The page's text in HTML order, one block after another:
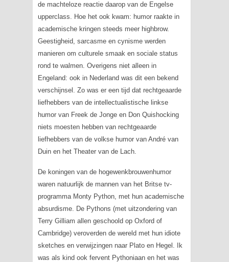
de machteloze reactie daarop van de Engelse
upperclass. Hoe het ook kwam: humor raakte in
academische kringen steeds meer highbrow.
Geestigheid, sarcasme en cynisme werden
manieren om culturele smaak en sociale status
rond te walmen. Overigens niet alleen in
Engeland: ook in Nederland was dit een bekend
verschijnsel. Zo was er een tijd dat rechtgeaarde
liefhebbers van de intellectualistische linkse
humor van Freek de Jonge en Don Quishocking
niets moesten hebben van rechtgeaarde
liefhebbers van de volkse humor van André van
Duin en het Theater van de Lach.
De koningen van de hogewenkbrouwenhumor
waren natuurlijk de mannen van het Britse tv-
programma Monty Python, met hun academische
absurdisme. De Pythons (met uitzondering van
Terry Gilliam allen geschoold op Oxford of
Cambridge) veroverden de wereld met hun idiote
sketches en verwijzingen naar Plato en Hegel. Ik
was als kind ook fervent Pythoniaan en het was